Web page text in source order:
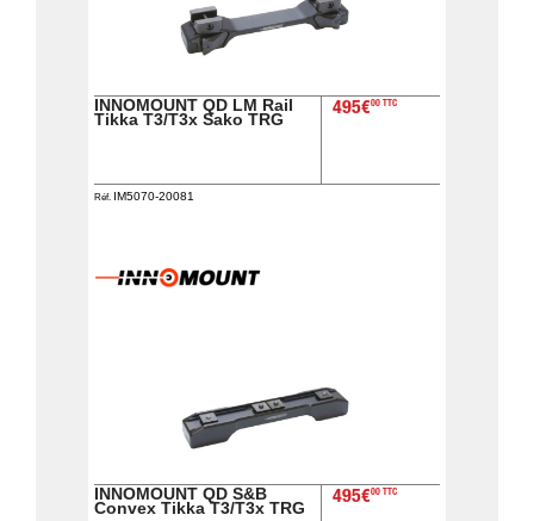
INNOMOUNT QD LM Rail
Tikka T3/T3x Sako TRG
495€00 TTC
Réf. IM5070-20081
INNOMOUNT QD S&B
Convex Tikka T3/T3x TRG
495€00 TTC